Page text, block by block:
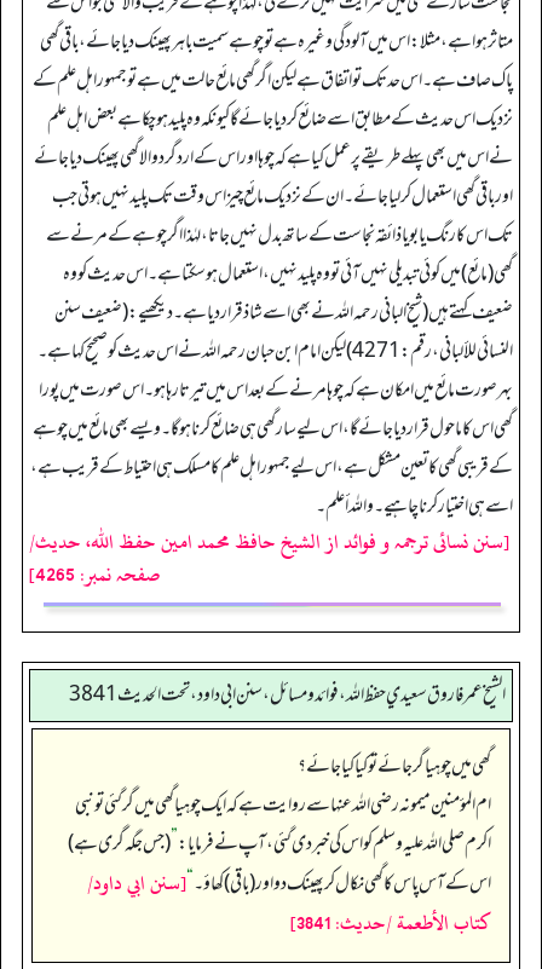
متاثر ہوا ہے، مثلا: اس میں آلودگی وغیرہ ہے تو چوہے سمیت باہر پھینک دیا جائے، باقی گھی
پاک صاف ہے۔ اس حد تک تو اتفاق ہے لیکن اگر گھی مائع حالت میں ہے تو جمہور اہل علم کے
نزدیک اس حدیث کے مطابق اسے ضائع کردیا جائے گا کیونکہ وہ پلید ہوچکا ہے بعض اہل علم
نے اس میں بھی پہلے طریقے پر عمل کیا ہے کہ چوہا اور اس کے ارد گرد والا گھی پھینک دیا جائے
اور باقی گھی استعمال کرلیا جائے۔ ان کے نزدیک مائع چیز اس وقت تک پلید نہیں ہوتی جب
تک اس کا رنگ یا بو یا ذائقہ نجاست کے ساتھ بدل نہیں جاتا، لہٰذا اگر چوہے کے مرنے سے
گھی (مائع) میں کوئی تبدیلی نہیں آئی تو وہ پلید نہیں، استعمال ہوسکتا ہے۔ اس حدیث کو وہ
ضعیف کہتے ہیں (شیخ البانی رحمہ اللہ نے بھی اسے شاذ قرار دیا ہے۔ دیکھیے: (ضعيف سنن
النسائي للألباني،رقم:4271) لیکن امام ابن حبان رحمہ اللہ نے اس حدیث کو صحیح کہا ہے۔
بہر صورت مائع میں امکان ہے کہ چوہا مرنے کے بعد اس میں تیرتا رہا ہو۔ اس صورت میں پورا
گھی اس کا ماحول قرار دیا جائے گا، اس لیے سار گھی ہی ضائع کرنا ہوگا۔ ویسے بھی مائع میں چوہے
کے قریبی گھی کا تعین مشکل ہے، اس لیے جمہور اہل علم کا مسلک ہی احتیاط کے قریب ہے،
اسے ہی اختیار کرنا چاہیے۔ واللہ أعلم۔
[سنن نسائی ترجمہ و فوائد از الشیخ حافظ محمد امین حفظ اللہ، حدیث/
صفحہ نمبر: 4265]
الشيخ عمر فاروق سعيدي حفظ الله، فوائد و مسائل، سنن ابي داود ، تحت الحديث 3841
گھی میں چوہیا گر جائے تو کیا کیا جائے؟
ام المؤمنین میمونہ رضی اللہ عنہا سے روایت ہے کہ ایک چوہیا گھی میں گر گئی تو نبی
اکرم صلی اللہ علیہ وسلم کو اس کی خبر دی گئی، آپ نے فرمایا:”(جس جگہ گری ہے)
اس کے آس پاس کا گھی نکال کر پھینک دو اور (باقی) کھاؤ۔‏‏‏‏“[سنن ابي داود/
كتاب الأطعمة /حدیث: 3841]